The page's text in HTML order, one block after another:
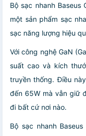
Bộ sạc nhanh Baseus
một sản phẩm sạc
sạc năng lượng hiệu
Với công nghệ GaN
suất cao và kích
truyền thống. Điều
đến 65W mà vẫn giữ
đi bất cứ nơi nào.
Bộ sạc nhanh